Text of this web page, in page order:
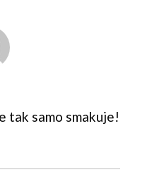
tak samo smakuje!